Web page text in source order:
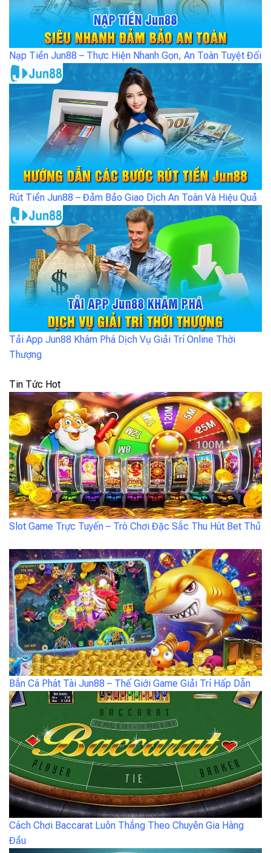
Nạp Tiền Jun88 – Thực Hiện Nhanh Gọn, An Toàn Tuyệt Đối
Rút Tiền Jun88 – Đảm Bảo Giao Dịch An Toàn Và Hiệu Quả
Tải App Jun88 Khám Phá Dịch Vụ Giải Trí Online Thời
Thượng
Tin Tức Hot
Slot Game Trực Tuyến – Trò Chơi Đặc Sắc Thu Hút Bet Thủ
Bắn Cá Phát Tài Jun88 – Thế Giới Game Giải Trí Hấp Dẫn
Cách Chơi Baccarat Luôn Thắng Theo Chuyên Gia Hàng
Đầu